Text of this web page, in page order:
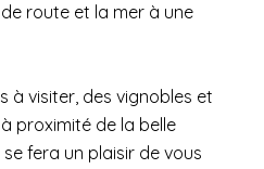
route et la mer à une
à visiter, des vignobles et
proximité de la belle
fera un plaisir de vous